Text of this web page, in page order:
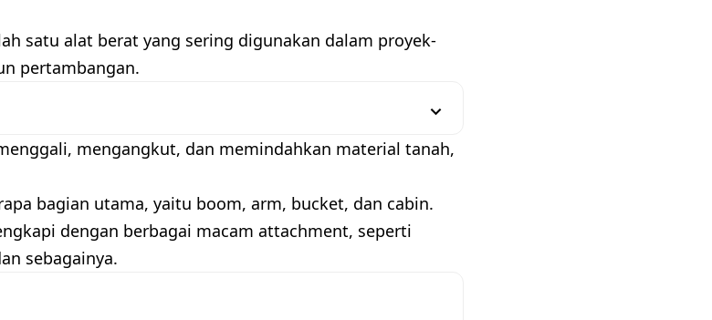
satu alat berat yang sering digunakan dalam proyek-
pertambangan.
mengangkut, dan memindahkan material tanah,
bagian utama, yaitu boom, arm, bucket, dan cabin.
dengan berbagai macam attachment, seperti
sebagainya.